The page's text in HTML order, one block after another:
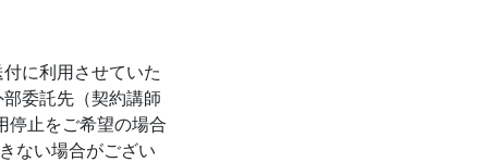
に利用させていた
委託先（契約講師
停止をご希望の場合
ない場合がござい